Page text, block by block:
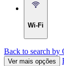
Wi-Fi
Back to search by
Ver mais opções